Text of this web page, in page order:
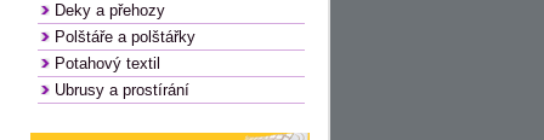
Deky a přehozy
Polštáře a polštářky
Potahový textil
Ubrusy a prostírání